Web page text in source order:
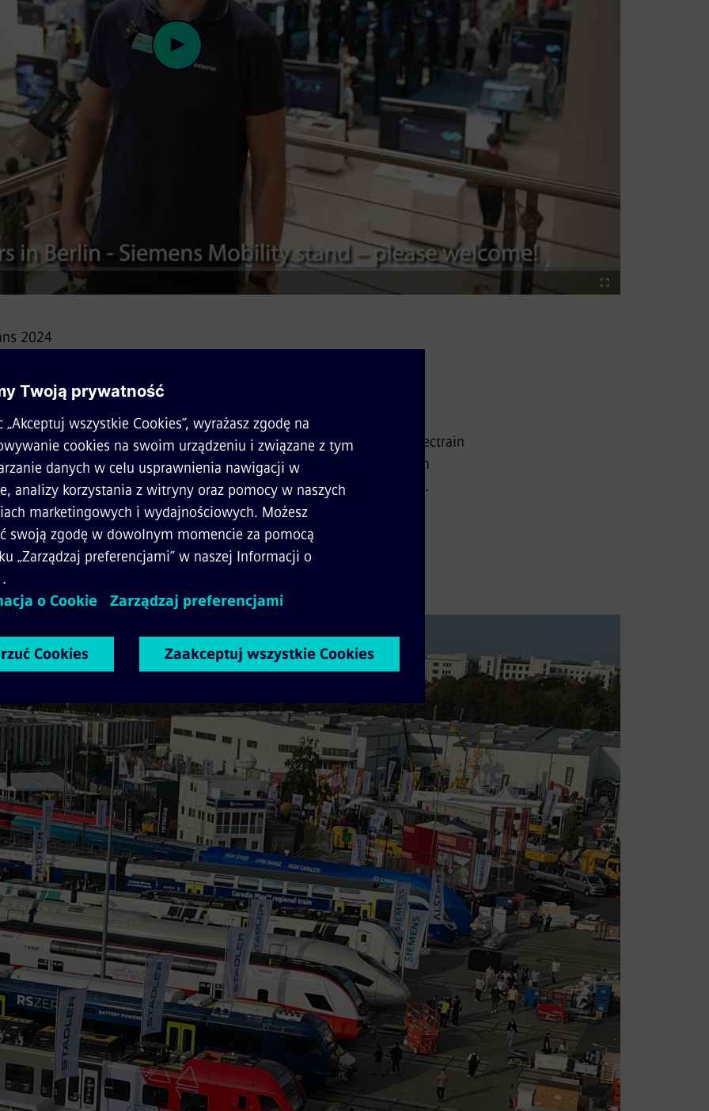
Play
Video
Fullscreen
2024
premierę miałegipski pociąg dużych prędkości Velarooraz
pojazd Vectrain
km/h. Tuż obok nich stoi znany z targów TRAKO
Mireo, tym razem
to nie jedyny taborowy news, jaki zaplanowaliśmy na #InnoTrans24.